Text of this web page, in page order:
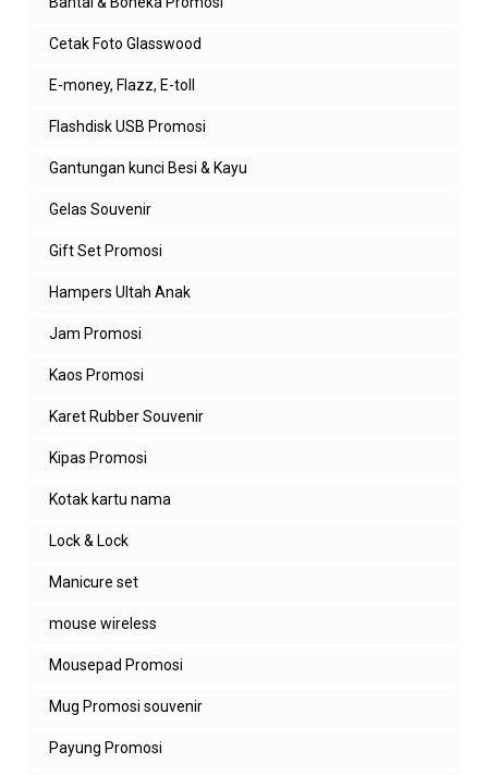
Cetak Foto Glasswood
E-money, Flazz, E-toll
Flashdisk USB Promosi
Gantungan kunci Besi & Kayu
Gelas Souvenir
Gift Set Promosi
Hampers Ultah Anak
Jam Promosi
Kaos Promosi
Karet Rubber Souvenir
Kipas Promosi
Kotak kartu nama
Lock & Lock
Manicure set
mouse wireless
Mousepad Promosi
Mug Promosi souvenir
Payung Promosi